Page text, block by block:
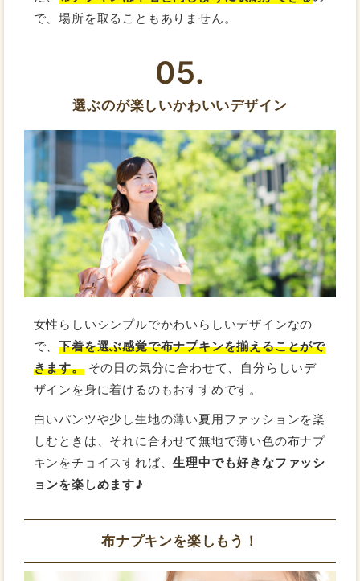
で、場所を取ることもありません。
05.
選ぶのが楽しいかわいいデザイン
女性らしいシンプルでかわいらしいデザインなの
で、下着を選ぶ感覚で布ナプキンを揃えることがで
きます。その日の気分に合わせて、自分らしいデ
ザインを身に着けるのもおすすめです。
白いパンツや少し生地の薄い夏用ファッションを楽
しむときは、それに合わせて無地で薄い色の布ナプ
キンをチョイスすれば、生理中でも好きなファッシ
ョンを楽しめます♪
布ナプキンを楽しもう！